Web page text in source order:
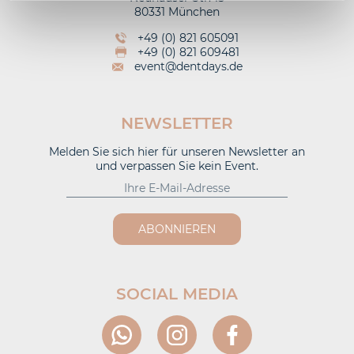
80331 München
+49 (0) 821 605091
+49 (0) 821 609481
event@dentdays.de
NEWSLETTER
Melden Sie sich hier für unseren Newsletter an
und verpassen Sie kein Event.
ABONNIEREN
SOCIAL MEDIA